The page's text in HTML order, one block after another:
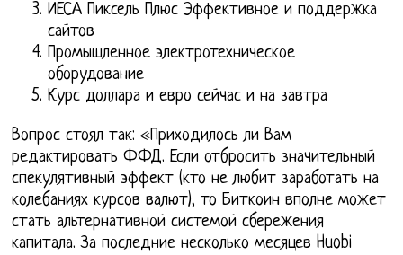
ИЕСА Пиксель Плюс Эффективное и поддержка
сайтов
Промышленное электротехническое
оборудование
Курс доллара и евро сейчас и на завтра
Вопрос стоял так: «Приходилось ли Вам
редактировать ФФД. Если отбросить значительный
спекулятивный эффект (кто не любит заработать на
колебаниях курсов валют), то Биткоин вполне может
стать альтернативной системой сбережения
капитала. За последние несколько месяцев Huobi